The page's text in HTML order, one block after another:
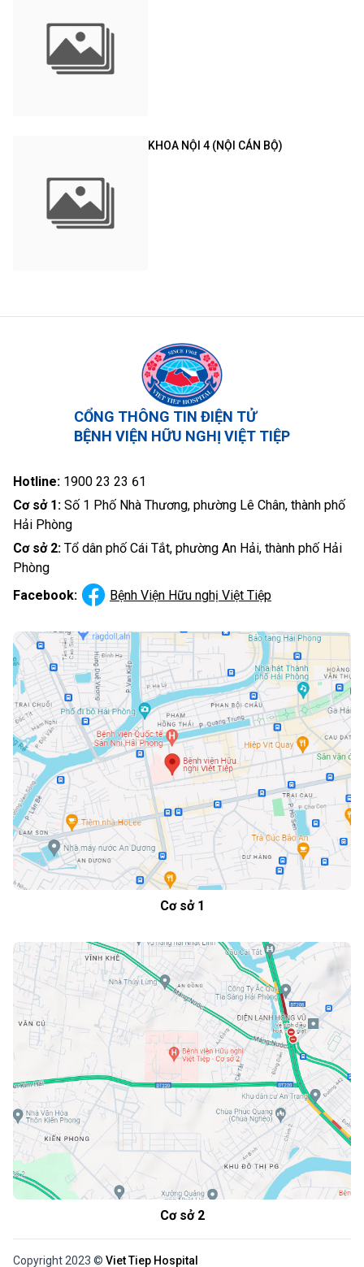
KHOA NỘI 4 (NỘI CÁN BỘ)
CỔNG THÔNG TIN ĐIỆN TỬ
BỆNH VIỆN HỮU NGHỊ VIỆT TIỆP
Hotline: 1900 23 23 61
Cơ sở 1: Số 1 Phố Nhà Thương, phường Lê Chân, thành phố
Hải Phòng
Cơ sở 2: Tổ dân phố Cái Tắt, phường An Hải, thành phố Hải
Phòng
Facebook:
Bệnh Viện Hữu nghị Việt Tiệp
Cơ sở 1
Cơ sở 2
Copyright 2023 © Viet Tiep Hospital